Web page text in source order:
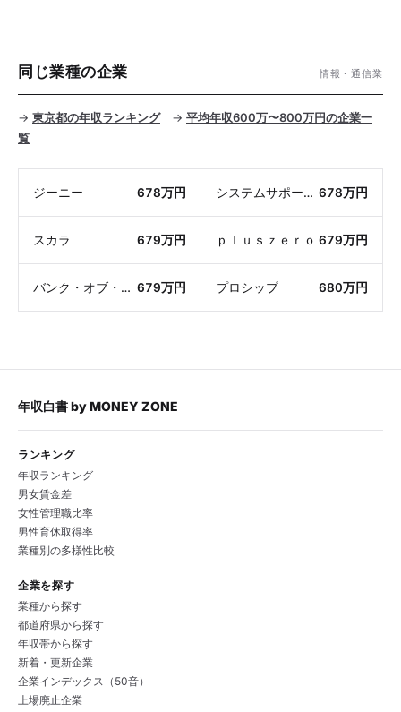
同じ業種の企業 情報・通信業
→ 東京都の年収ランキング→ 平均年収600万〜800万円の企業一
覧
ジーニー 678万円 システムサポートホールディングス 678万円
スカラ 679万円 ｐｌｕｓｚｅｒｏ 679万円
バンク・オブ・イノベーション 679万円 プロシップ 680万円
年収白書byMONEY ZONE
ランキング
年収ランキング
男女賃金差
女性管理職比率
男性育休取得率
業種別の多様性比較
企業を探す
業種から探す
都道府県から探す
年収帯から探す
新着・更新企業
企業インデックス（50音）
上場廃止企業